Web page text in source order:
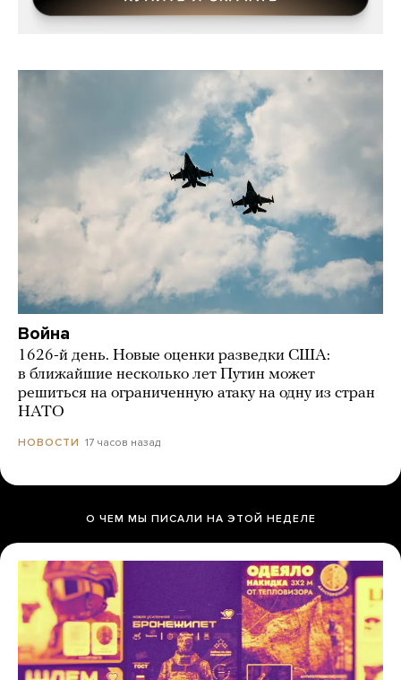
Война
1626-й день. Новые оценки разведки США:
в ближайшие несколько лет Путин может
решиться на ограниченную атаку на одну из стран
НАТО
НОВОСТИ 17 часов назад
О ЧЕМ МЫ ПИСАЛИ НА ЭТОЙ НЕДЕЛЕ